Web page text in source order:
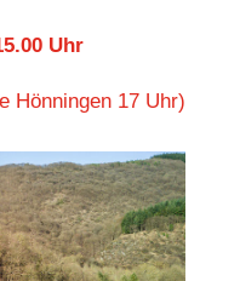
Uhr
Hönningen 17 Uhr)